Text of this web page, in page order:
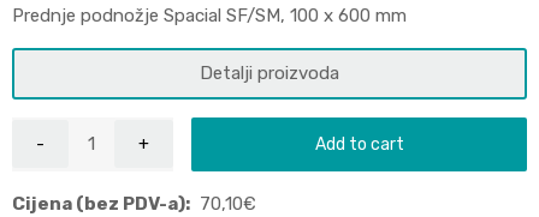
Prednje podnožje Spacial SF/SM, 100 x 600 mm
Detalji proizvoda
Add to cart
Cijena (bez PDV-a): 70,10€